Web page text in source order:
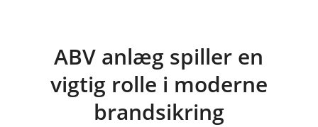
ABV anlæg spiller en
vigtig rolle i moderne
brandsikring